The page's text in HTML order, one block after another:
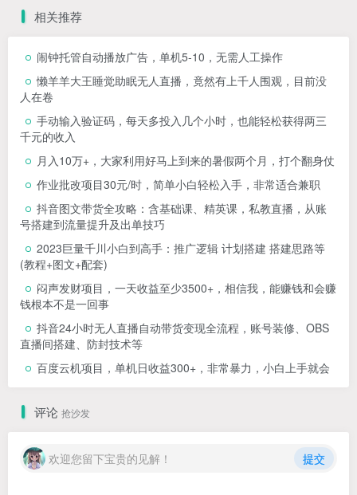
相关推荐
闹钟托管自动播放广告，单机5-10，无需人工操作
懒羊羊大王睡觉助眠无人直播，竟然有上千人围观，目前没
人在卷
手动输入验证码，每天多投入几个小时，也能轻松获得两三
千元的收入
月入10万+，大家利用好马上到来的暑假两个月，打个翻身仗
作业批改项目30元/时，简单小白轻松入手，非常适合兼职
抖音图文带货全攻略：含基础课、精英课，私教直播，从账
号搭建到流量提升及出单技巧
2023巨量千川小白到高手：推广逻辑 计划搭建 搭建思路等
(教程+图文+配套)
闷声发财项目，一天收益至少3500+，相信我，能赚钱和会赚
钱根本不是一回事
抖音24小时无人直播自动带货变现全流程，账号装修、OBS
直播间搭建、防封技术等
百度云机项目，单机日收益300+，非常暴力，小白上手就会
评论 抢沙发
欢迎您留下宝贵的见解！ 提交